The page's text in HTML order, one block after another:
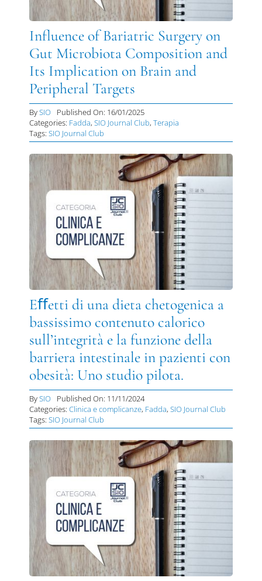
DIVULGAZIONE
RETE CENTRI
AREA SOCI
CONTATTI
Influence of Bariatric Surgery on
Gut Microbiota Composition and
Its Implication on Brain and
Peripheral Targets
BySIO
Published On: 16/01/2025
Categories: Fadda, SIO Journal Club, Terapia
Tags: SIO Journal Club
Eﬀetti di una dieta chetogenica a
bassissimo contenuto calorico
sull’integrità e la funzione della
barriera intestinale in pazienti con
obesità: Uno studio pilota.
BySIO
Published On: 11/11/2024
Categories: Clinica e complicanze, Fadda, SIO Journal Club
Tags: SIO Journal Club